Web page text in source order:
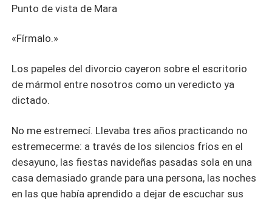
Punto de vista de Mara
«Fírmalo.»
Los papeles del divorcio cayeron sobre el escritorio
de mármol entre nosotros como un veredicto ya
dictado.
No me estremecí. Llevaba tres años practicando no
estremecerme: a través de los silencios fríos en el
desayuno, las fiestas navideñas pasadas sola en una
casa demasiado grande para una persona, las noches
en las que había aprendido a dejar de escuchar sus